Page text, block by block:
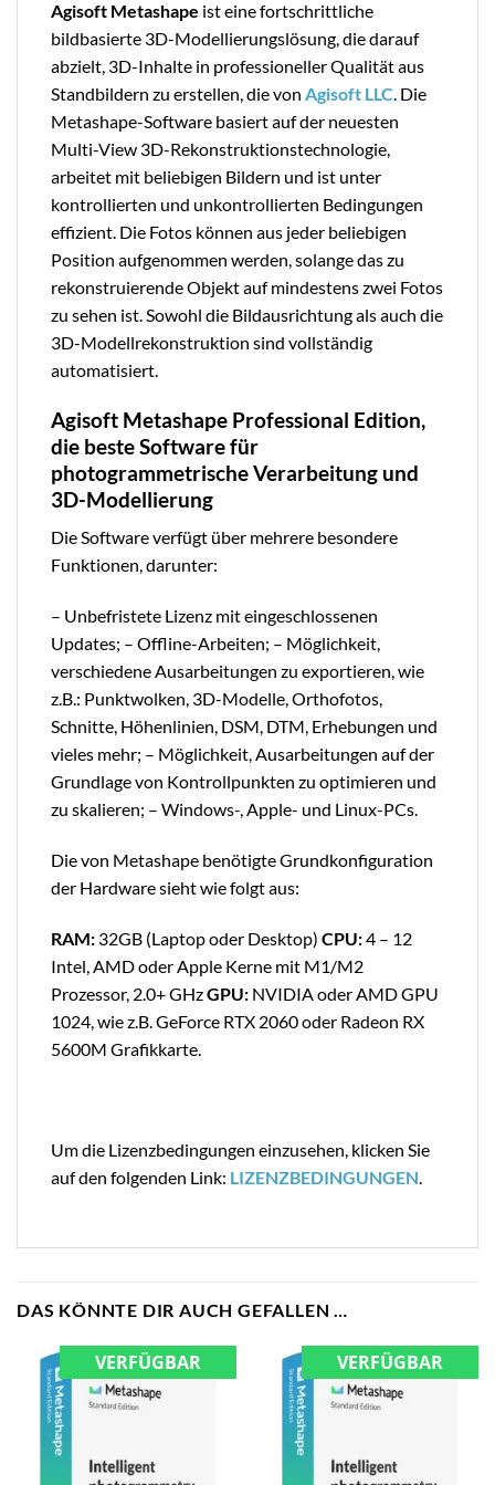
Agisoft Metashape ist eine fortschrittliche
bildbasierte 3D-Modellierungslösung, die darauf
abzielt, 3D-Inhalte in professioneller Qualität aus
Standbildern zu erstellen, die von Agisoft LLC. Die
Metashape-Software basiert auf der neuesten
Multi-View 3D-Rekonstruktionstechnologie,
arbeitet mit beliebigen Bildern und ist unter
kontrollierten und unkontrollierten Bedingungen
effizient. Die Fotos können aus jeder beliebigen
Position aufgenommen werden, solange das zu
rekonstruierende Objekt auf mindestens zwei Fotos
zu sehen ist. Sowohl die Bildausrichtung als auch die
3D-Modellrekonstruktion sind vollständig
automatisiert.
Agisoft Metashape Professional Edition,
die beste Software für
photogrammetrische Verarbeitung und
3D-Modellierung
Die Software verfügt über mehrere besondere
Funktionen, darunter:
– Unbefristete Lizenz mit eingeschlossenen
Updates; – Offline-Arbeiten; – Möglichkeit,
verschiedene Ausarbeitungen zu exportieren, wie
z.B.: Punktwolken, 3D-Modelle, Orthofotos,
Schnitte, Höhenlinien, DSM, DTM, Erhebungen und
vieles mehr; – Möglichkeit, Ausarbeitungen auf der
Grundlage von Kontrollpunkten zu optimieren und
zu skalieren; – Windows-, Apple- und Linux-PCs.
Die von Metashape benötigte Grundkonfiguration
der Hardware sieht wie folgt aus:
RAM: 32GB (Laptop oder Desktop) CPU:4 – 12
Intel, AMD oder Apple Kerne mit M1/M2
Prozessor, 2.0+ GHzGPU: NVIDIA oder AMD GPU
1024, wie z.B. GeForce RTX 2060 oder Radeon RX
5600M Grafikkarte.
Um die Lizenzbedingungen einzusehen, klicken Sie
auf den folgenden Link: LIZENZBEDINGUNGEN.
DAS KÖNNTE DIR AUCH GEFALLEN …
VERFÜGBAR VERFÜGBAR